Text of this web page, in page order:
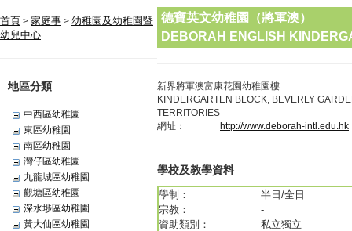
首頁 > 家庭事 > 幼稚園及幼稚園暨
幼兒中心
地區分類
中西區幼稚園
東區幼稚園
南區幼稚園
灣仔區幼稚園
九龍城區幼稚園
觀塘區幼稚園
深水埗區幼稚園
黃大仙區幼稚園
德寶英文幼稚園（將軍澳）
DEBORAH ENGLISH
新界將軍澳富康花園幼稚園樓
KINDERGARTEN BLOCK, BEVERLY
TERRITORIES
網址：
http://www.deborah-intl.edu.hk
學校及教學資料
學制：
半日/全日
宗教：
-
資助類別：
私立獨立